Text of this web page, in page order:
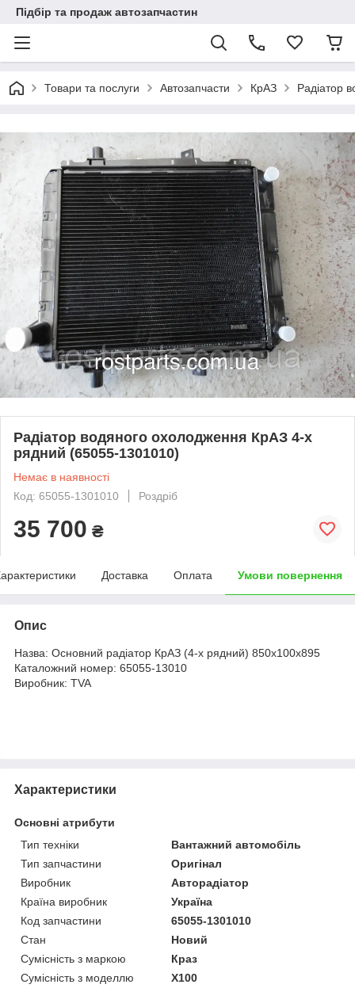
Підбір та продаж автозапчастин
Товари та послуги Автозапчасти КрАЗ Радіатор
Радіатор водяного охолодження КрАЗ 4-х
рядний (65055-1301010)
Немає в наявності
Код: 65055-1301010
Роздріб
35 700 ₴
Доставка Оплата Умови повернення
Опис
Назва: Основний радіатор КрАЗ (4-х рядний) 850x100x895
Каталожний номер: 65055-13010
Виробник: TVA
Характеристики
Основні атрибути
Тип техніки
Вантажний автомобіль
Тип запчастини
Оригінал
Виробник
Авторадіатор
Країна виробник
Україна
Код запчастини
65055-1301010
Стан
Новий
Сумісність з маркою
Краз
Сумісність з моделлю
X100